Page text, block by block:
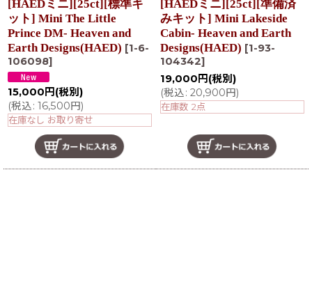
[HAEDミニ][25ct][標準キ
ット] Mini The Little
Prince DM- Heaven and
Earth Designs(HAED) [1-6-
106098]
15,000 円 (税別)
(税込: 16,500円)
在庫なし お取り寄せ
[HAEDミニ][25ct][準備済
みキット] Mini Lakeside
Cabin- Heaven and Earth
Designs(HAED) [1-93-
104342]
19,000 円 (税別)
(税込: 20,900円)
在庫数 2点